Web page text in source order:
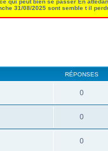
31/08/2025 sont semble t il
RÉPONSES
0
0
0